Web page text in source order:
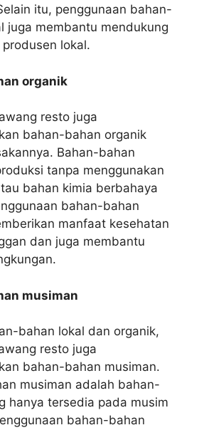
itu, penggunaan bahan-
juga membantu mendukung
lokal.
organik
resto juga
bahan-bahan organik
Bahan-bahan
tanpa menggunakan
bahan kimia berbahaya
bahan-bahan
manfaat kesehatan
dan juga membantu
musiman
bahan lokal dan organik,
resto juga
bahan-bahan musiman.
musiman adalah bahan-
hanya tersedia pada musim
bahan-bahan